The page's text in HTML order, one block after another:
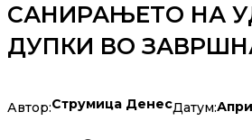
САНИРАЊЕТО НА
ДУПКИ ВО
Автор:Струмица ДенесДатум: